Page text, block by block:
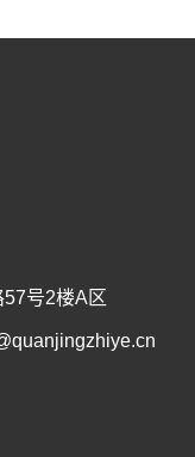
号2楼A区